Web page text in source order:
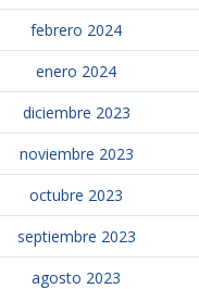
febrero 2024
enero 2024
diciembre 2023
noviembre 2023
octubre 2023
septiembre 2023
agosto 2023